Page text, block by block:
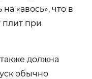
«авось», что в
плит при
должна
обычно